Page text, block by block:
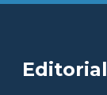
Editorial